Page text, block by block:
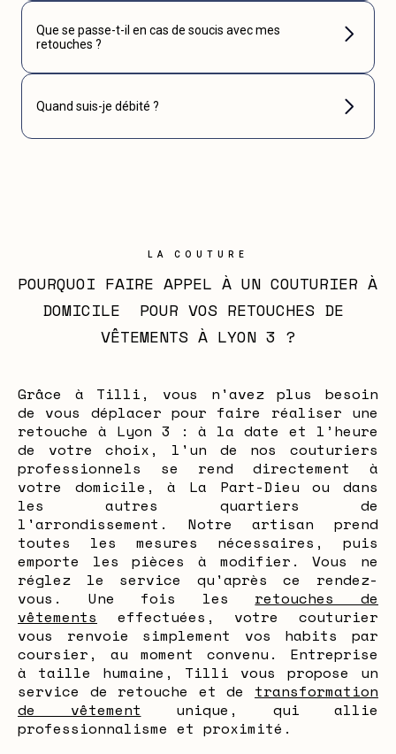
Que se passe-t-il en cas de soucis avec mes
retouches ?
Quand suis-je débité ?
LA COUTURE
POURQUOI FAIRE APPEL À UN COUTURIER À
DOMICILE  POUR VOS RETOUCHES DE
VÊTEMENTS À LYON 3 ?
Grâce à Tilli, vous n'avez plus besoin
de vous déplacer pour faire réaliser une
retouche à Lyon 3 : à la date et l’heure
de votre choix, l'un de nos couturiers
professionnels se rend directement à
votre domicile, à La Part-Dieu ou dans
les autres quartiers de
l'arrondissement. Notre artisan prend
toutes les mesures nécessaires, puis
emporte les pièces à modifier. Vous ne
réglez le service qu'après ce rendez-
vous. Une fois les retouches de
vêtements effectuées, votre couturier
vous renvoie simplement vos habits par
coursier, au moment convenu. Entreprise
à taille humaine, Tilli vous propose un
service de retouche et de transformation
de vêtement unique, qui allie
professionnalisme et proximité.